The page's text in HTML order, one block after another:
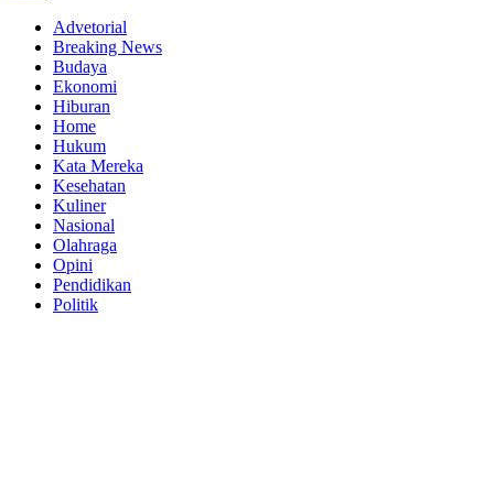
Advetorial
Breaking News
Budaya
Ekonomi
Hiburan
Home
Hukum
Kata Mereka
Kesehatan
Kuliner
Nasional
Olahraga
Opini
Pendidikan
Politik